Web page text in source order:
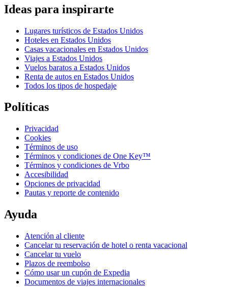
Ideas para inspirarte
Lugares turísticos de Estados Unidos
Hoteles en Estados Unidos
Casas vacacionales en Estados Unidos
Viajes a Estados Unidos
Vuelos baratos a Estados Unidos
Renta de autos en Estados Unidos
Todos los tipos de hospedaje
Políticas
Privacidad
Cookies
Términos de uso
Términos y condiciones de One Key™
Términos y condiciones de Vrbo
Accesibilidad
Opciones de privacidad
Pautas y reporte de contenido
Ayuda
Atención al cliente
Cancelar tu reservación de hotel o renta vacacional
Cancelar tu vuelo
Plazos de reembolso
Cómo usar un cupón de Expedia
Documentos de viajes internacionales